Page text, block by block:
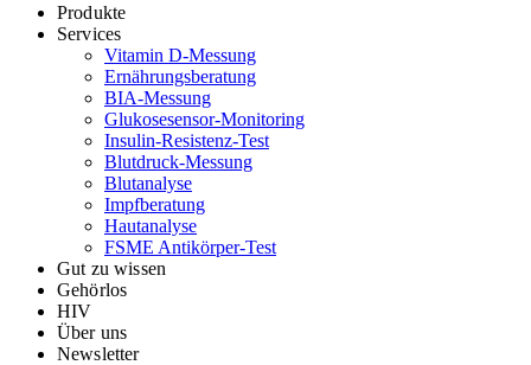
Produkte
Services
Vitamin D-Messung
Ernährungsberatung
BIA-Messung
Glukosesensor-Monitoring
Insulin-Resistenz-Test
Blutdruck-Messung
Blutanalyse
Impfberatung
Hautanalyse
FSME Antikörper-Test
Gut zu wissen
Gehörlos
HIV
Über uns
Newsletter